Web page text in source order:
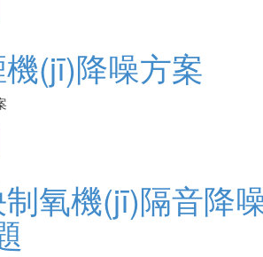
(jī)降噪方案
氧機(jī)隔音降